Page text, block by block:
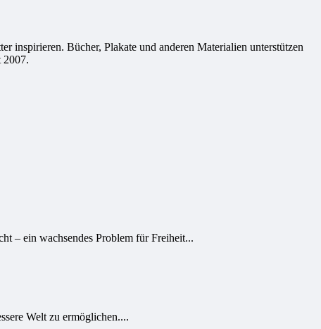
inspirieren. Bücher, Plakate und anderen Materialien unterstützen
2007.
– ein wachsendes Problem für Freiheit...
Welt zu ermöglichen....